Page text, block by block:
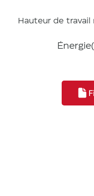
Hauteur de travail